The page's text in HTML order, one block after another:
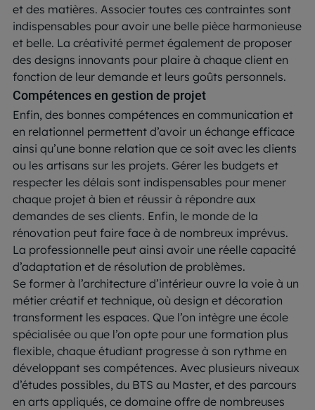
et des matières. Associer toutes ces contraintes sont
indispensables pour avoir une belle pièce harmonieuse
et belle. La créativité permet également de proposer
des designs innovants pour plaire à chaque client en
fonction de leur demande et leurs goûts personnels.
Compétences en gestion de projet
Enfin, des bonnes compétences en communication et
en relationnel permettent d’avoir un échange efficace
ainsi qu’une bonne relation que ce soit avec les clients
ou les artisans sur les projets. Gérer les budgets et
respecter les délais sont indispensables pour mener
chaque projet à bien et réussir à répondre aux
demandes de ses clients. Enfin, le monde de la
rénovation peut faire face à de nombreux imprévus.
La professionnelle peut ainsi avoir une réelle capacité
d’adaptation et de résolution de problèmes.
Se former à l’architecture d’intérieur ouvre la voie à un
métier créatif et technique, où design et décoration
transforment les espaces. Que l’on intègre une école
spécialisée ou que l’on opte pour une formation plus
flexible, chaque étudiant progresse à son rythme en
développant ses compétences. Avec plusieurs niveaux
d’études possibles, du BTS au Master, et des parcours
en arts appliqués, ce domaine offre de nombreuses